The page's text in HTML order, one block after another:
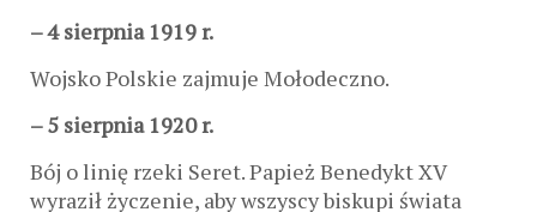
– 4 sierpnia 1919 r.
Wojsko Polskie zajmuje Mołodeczno.
– 5 sierpnia 1920 r.
Bój o linię rzeki Seret. Papież Benedykt XV
wyraził życzenie, aby wszyscy biskupi świata